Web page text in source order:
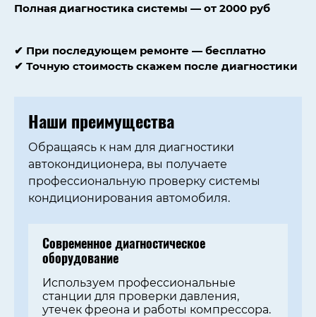
Полная диагностика системы — от 2000 руб
✔ При последующем ремонте — бесплатно
✔ Точную стоимость скажем после диагностики
Наши преимущества
Обращаясь к нам для диагностики
автокондиционера, вы получаете
профессиональную проверку системы
кондиционирования автомобиля.
Современное диагностическое
оборудование
Используем профессиональные
станции для проверки давления,
утечек фреона и работы компрессора.